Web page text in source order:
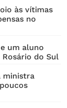
às vítimas
no
um aluno
do Sul
ministra